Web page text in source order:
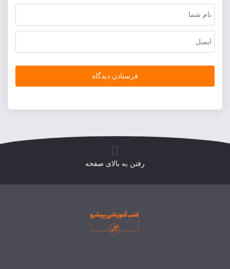
رفتن به بالای صفحه